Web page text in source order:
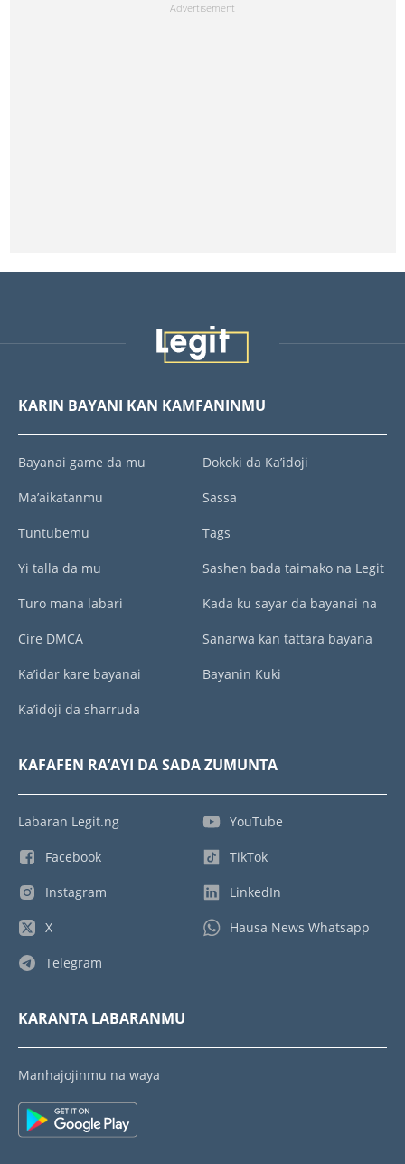
KARIN BAYANI KAN KAMFANINMU
Bayanai game da mu
Ma’aikatanmu
Tuntubemu
Yi talla da mu
Turo mana labari
Cire DMCA
Ka’idar kare bayanai
Ka’idoji da sharruda
Dokoki da Ka’idoji
Sassa
Tags
Sashen bada taimako na Legit
Kada ku sayar da bayanai na
Sanarwa kan tattara bayana
Bayanin Kuki
KAFAFEN RA’AYI DA SADA ZUMUNTA
Labaran Legit.ng
Facebook
Instagram
X
Telegram
YouTube
TikTok
LinkedIn
Hausa News Whatsapp
KARANTA LABARANMU
Manhajojinmu na waya